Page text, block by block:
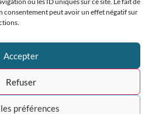
consentement peut avoir un effet négatif sur
Accepter
Refuser
préférences